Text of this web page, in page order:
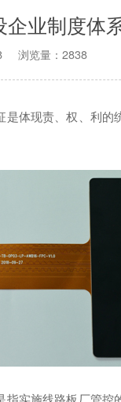
业制度体
浏览量：2838
体现责、权、利
实施线路板厂管